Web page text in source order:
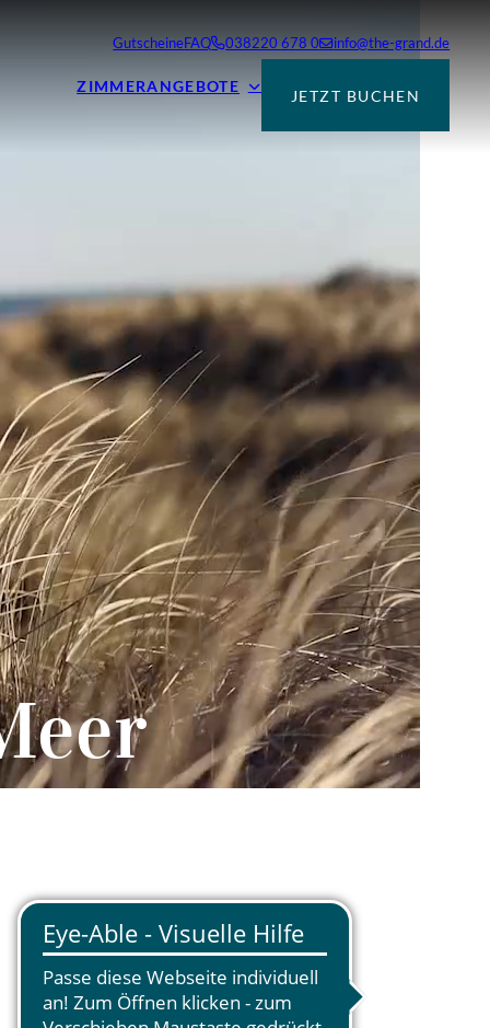
GutscheineFAQ 038220 678 0 info@the-grand.de
ZIMMERANGEBOTE JETZT BUCHEN